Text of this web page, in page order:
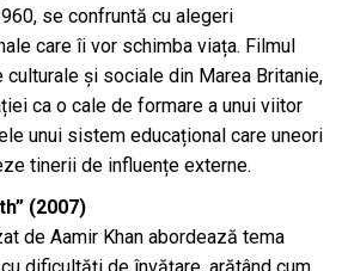
se confruntă cu alegeri
care îi vor schimba viața. Filmul
și sociale din Marea Britanie,
ca o cale de formare a unui viitor
unui sistem educațional care uneori
tinerii de influențe externe.
(2007)
de Aamir Khan abordează tema